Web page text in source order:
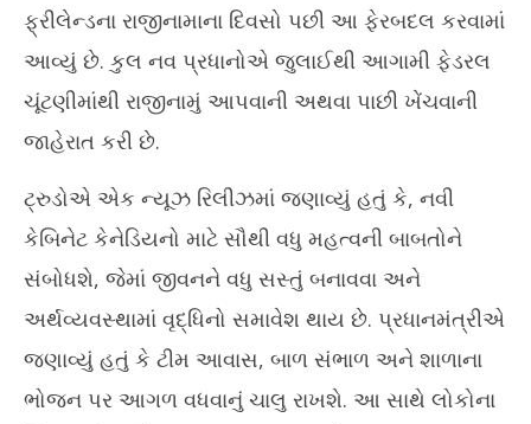
ફ્રીલેન્ડના રાજીનામાના દિવસો પછી આ ફેરબદલ કરવામાં
આવ્યું છે. કુલ નવ પ્રધાનોએ જુલાઈથી આગામી ફેડરલ
ચૂંટણીમાંથી રાજીનામું આપવાની અથવા પાછી ખેંચવાની
જાહેરાત કરી છે.
ટ્રુડોએ એક ન્યૂઝ રિલીઝમાં જણાવ્યું હતું કે, નવી
કેબિનેટ કેનેડિયનો માટે સૌથી વધુ મહત્વની બાબતોને
સંબોધશે, જેમાં જીવનને વધુ સસ્તું બનાવવા અને
અર્થવ્યવસ્થામાં વૃદ્ધિનો સમાવેશ થાય છે. પ્રધાનમંત્રીએ
જણાવ્યું હતું કે ટીમ આવાસ, બાળ સંભાળ અને શાળાના
ભોજન પર આગળ વધવાનું ચાલુ રાખશે. આ સાથે લોકોના